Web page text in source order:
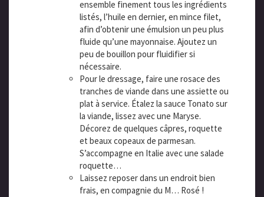
ensemble finement tous les ingrédients
listés, l’huile en dernier, en mince filet,
afin d’obtenir une émulsion un peu plus
fluide qu’une mayonnaise. Ajoutez un
peu de bouillon pour fluidifier si
nécessaire.
Pour le dressage, faire une rosace des
tranches de viande dans une assiette ou
plat à service. Étalez la sauce Tonato sur
la viande, lissez avec une Maryse.
Décorez de quelques câpres, roquette
et beaux copeaux de parmesan.
S’accompagne en Italie avec une salade
roquette…
Laissez reposer dans un endroit bien
frais, en compagnie du M… Rosé !